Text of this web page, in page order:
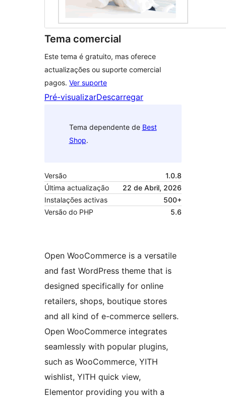
Tema comercial
Este tema é gratuito, mas oferece
actualizações ou suporte comercial
pagos. Ver suporte
Pré-visualizarDescarregar
Tema dependente de Best
Shop.
Versão
1.0.8
Última actualização
22 de Abril, 2026
Instalações activas
500+
Versão do PHP
5.6
Open WooCommerce is a versatile
and fast WordPress theme that is
designed specifically for online
retailers, shops, boutique stores
and all kind of e-commerce sellers.
Open WooCommerce integrates
seamlessly with popular plugins,
such as WooCommerce, YITH
wishlist, YITH quick view,
Elementor providing you with a